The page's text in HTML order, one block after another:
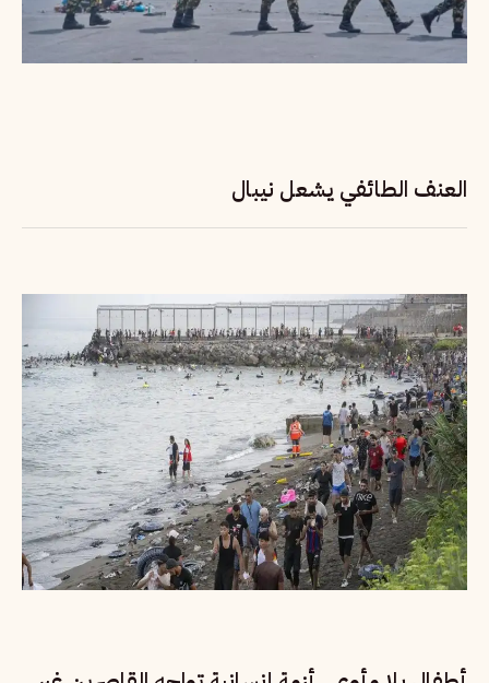
العنف الطائفي يشعل نيبال